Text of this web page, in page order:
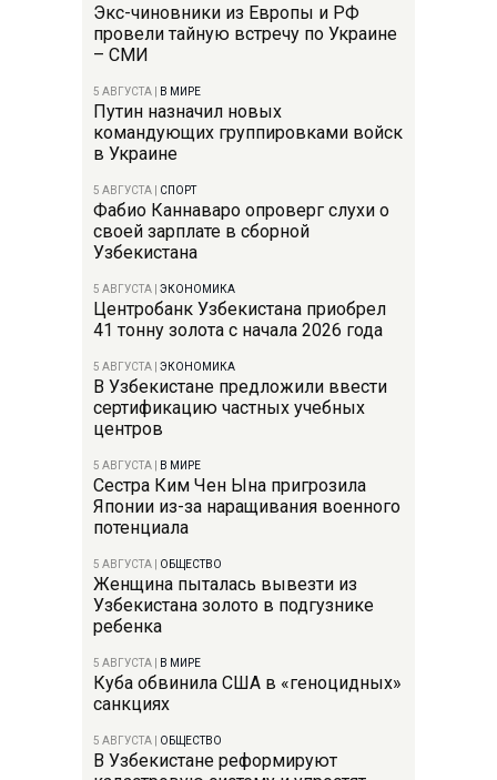
Экс-чиновники из Европы и РФ
провели тайную встречу по Украине
– СМИ
5 АВГУСТА В МИРЕ
Путин назначил новых
командующих группировками войск
в Украине
5 АВГУСТА СПОРТ
Фабио Каннаваро опроверг слухи о
своей зарплате в сборной
Узбекистана
5 АВГУСТА ЭКОНОМИКА
Центробанк Узбекистана приобрел
41 тонну золота с начала 2026 года
5 АВГУСТА ЭКОНОМИКА
В Узбекистане предложили ввести
сертификацию частных учебных
центров
5 АВГУСТА В МИРЕ
Сестра Ким Чен Ына пригрозила
Японии из-за наращивания военного
потенциала
5 АВГУСТА ОБЩЕСТВО
Женщина пыталась вывезти из
Узбекистана золото в подгузнике
ребенка
5 АВГУСТА В МИРЕ
Куба обвинила США в «геноцидных»
санкциях
5 АВГУСТА ОБЩЕСТВО
В Узбекистане реформируют